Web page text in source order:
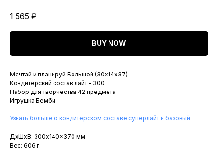
1 565 ₽
BUY NOW
Мечтай и планируй Большой (30х14х37)
Кондитерский состав лайт - 300
Набор для творчества 42 предмета
Игрушка Бемби
Узнать больше о кондитерском составе суперлайт и базовый
ДxШxВ: 300x140x370 мм
Вес: 606 г